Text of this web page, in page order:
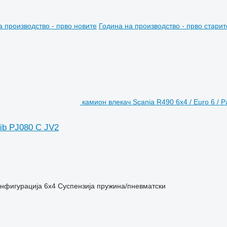
производство - прво новите Година на производство - прво
камион влекач Scania R490 6x4 / Euro 6 /
PJ080 C JV2
6x4 Суспензија пружина/пневматски